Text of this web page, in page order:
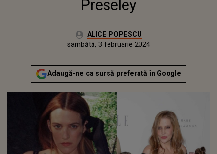
Preseley
Autor:ALICE POPESCU
vineri, 3 februarie 2023Actualizat:
sâmbătă, 3 februarie 2024
Adaugă-ne ca sursă preferată în Google